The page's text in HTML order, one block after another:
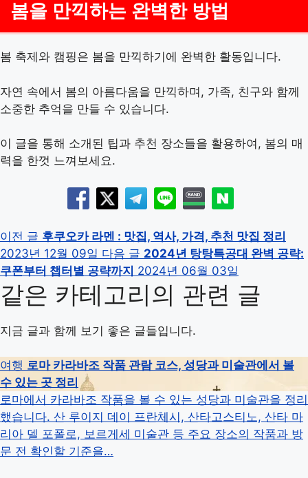
봄을 만끽하는 완벽한 방법
봄 축제와 캠핑은 봄을 만끽하기에 완벽한 활동입니다.
자연 속에서 봄의 아름다움을 만끽하며, 가족, 친구와 함께
소중한 추억을 만들 수 있습니다.
이 글을 통해 소개된 팁과 추천 장소들을 활용하여, 봄의 매
력을 한껏 느껴보세요.
이전 글 후쿠오카 라멘 : 맛집, 역사, 가격, 추천 맛집 정리
2023년 12월 09일 다음 글 2024년 탕탕특공대 완벽 공략:
쿠폰부터 챕터별 공략까지 2024년 06월 03일
같은 카테고리의 관련 글
지금 글과 함께 보기 좋은 글들입니다.
여행 로마 카라바조 작품 관람 코스, 성당과 미술관에서 볼
수 있는 곳 정리
로마에서 카라바조 작품을 볼 수 있는 성당과 미술관을 정리
했습니다. 산 루이지 데이 프란체시, 산타고스티노, 산타 마
리아 델 포폴로, 보르게세 미술관 등 주요 장소의 작품과 방
문 전 확인할 기준을…